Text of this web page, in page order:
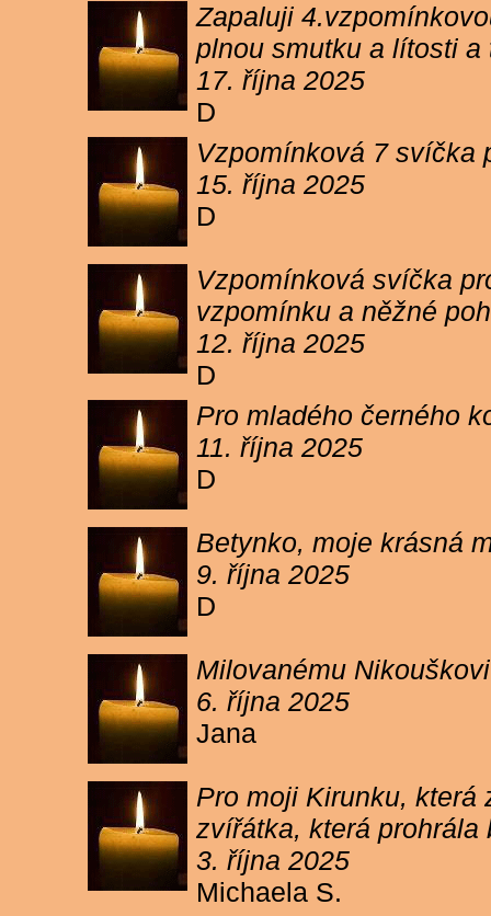
Zapaluji
plnou smutku a lítosti
17. října 2025
D
Vzpomínková 7 svíčka
15. října 2025
D
Vzpomínková svíčka
vzpomínku a něžné
12. října 2025
D
Pro mladého černého
11. října 2025
D
Betynko, moje krásná
9. října 2025
D
Milovanému
6. října 2025
Jana
Pro moji Kirunku, která
zvířátka, která prohrála
3. října 2025
Michaela S.